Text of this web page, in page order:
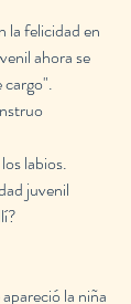
la felicidad en
ahora se
cargo".
labios.
juvenil
la niña